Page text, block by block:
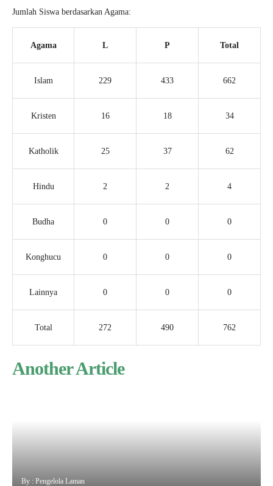
Jumlah Siswa berdasarkan Agama:
Agama L P Total
Islam 229 433 662
Kristen 16 18 34
Katholik 25 37 62
Hindu 2 2 4
Budha 0 0 0
Konghucu 0 0 0
Lainnya 0 0 0
Total 272 490 762
Another Article
By : Pengelola Laman